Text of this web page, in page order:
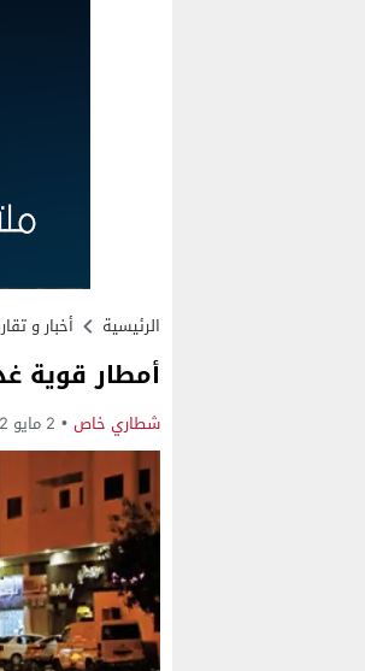
الرئيسية أخبار و
أمطار قوية
شطاري خاص 2 مايو 2022